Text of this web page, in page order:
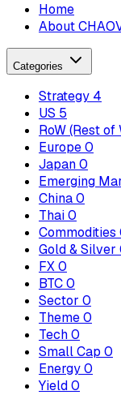
Home
About
Categories
Strategy 4
US 5
RoW (Rest of
Europe0
Japan0
Emerging
China0
Thai0
Commodities
Gold & Silver
FX0
BTC0
Sector 0
Theme0
Tech0
Small Cap 0
Energy0
Yield0